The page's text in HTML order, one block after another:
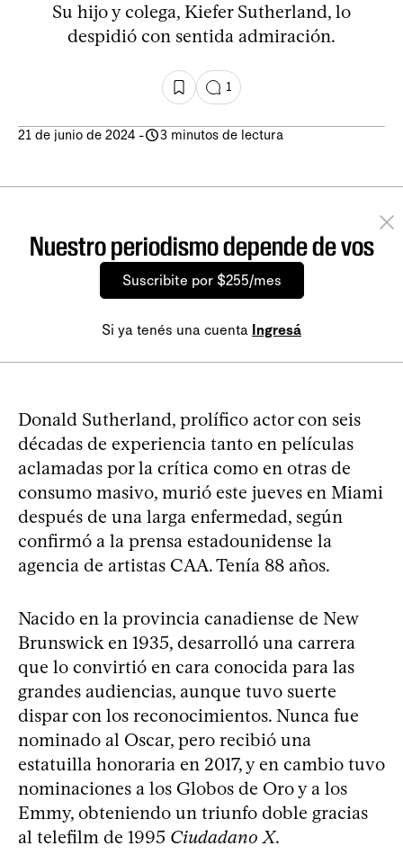
Su hijo y colega, Kiefer Sutherland, lo
despidió con sentida admiración.
1
21 de junio de 2024 - 3 minutos de lectura
Nuestro periodismo depende de vos
Suscribite por $255/mes
Si ya tenés una cuenta Ingresá
Donald Sutherland, prolífico actor con seis
décadas de experiencia tanto en películas
aclamadas por la crítica como en otras de
consumo masivo, murió este jueves en Miami
después de una larga enfermedad, según
confirmó a la prensa estadounidense la
agencia de artistas CAA. Tenía 88 años.
Nacido en la provincia canadiense de New
Brunswick en 1935, desarrolló una carrera
que lo convirtió en cara conocida para las
grandes audiencias, aunque tuvo suerte
dispar con los reconocimientos. Nunca fue
nominado al Oscar, pero recibió una
estatuilla honoraria en 2017, y en cambio tuvo
nominaciones a los Globos de Oro y a los
Emmy, obteniendo un triunfo doble gracias
al telefilm de 1995 Ciudadano X.